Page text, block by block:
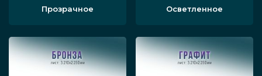
Прозрачное Осветленное